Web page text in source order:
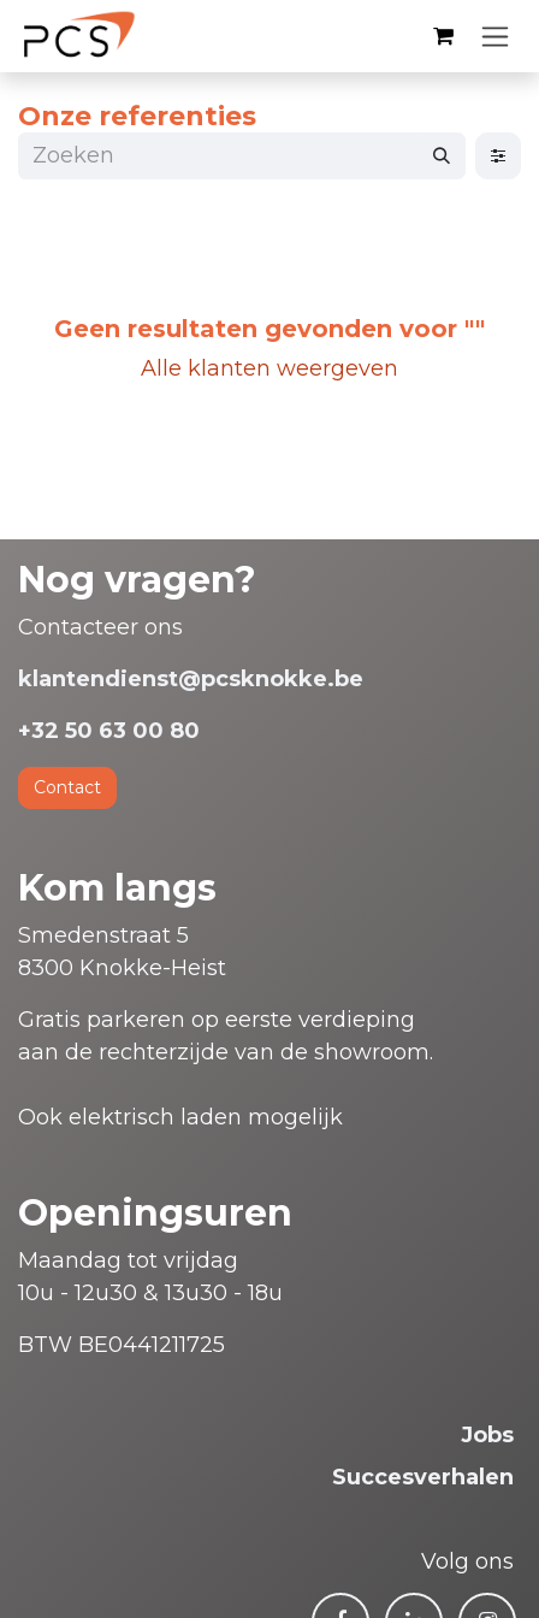
Overslaan naar inhoud
Onze referenties
Geen resultaten gevonden voor ""
Alle klanten weergeven
Nog vragen?
Contacteer ons
klantendienst@pcsknokke.be
+32 50 63 00 80
Contact
Kom langs
Smedenstraat 5
8300 Knokke-Heist
Gratis parkeren op eerste verdieping
aan de rechterzijde van de showroom.
Ook elektrisch laden mogelijk
Openingsuren
Maandag tot vrijdag
10u - 12u30 & 13u30 - 18u
BTW BE0441211725
Jobs
Succesverhalen
Volg ons